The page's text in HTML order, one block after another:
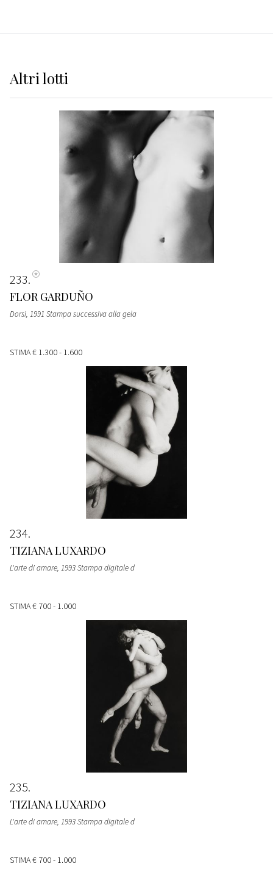
Altrilotti
233
FLOR GARDUÑO
Dorsi, 1991 Stampa successiva alla gela
STIMA€ 1.300 - 1.600
234
TIZIANA LUXARDO
L'arte di amare, 1993 Stampa digitale d
STIMA€ 700 - 1.000
235
TIZIANA LUXARDO
L'arte di amare, 1993 Stampa digitale d
STIMA€ 700 - 1.000